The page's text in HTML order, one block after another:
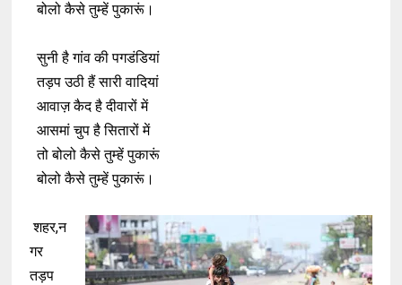
बोलो कैसे तुम्हें पुकारूं।
सुनी है गांव की पगडंडियां
तड़प उठी हैं सारी वादियां
आवाज़ कैद है दीवारों में
आसमां चुप है सितारों में
तो बोलो कैसे तुम्हें पुकारूं
बोलो कैसे तुम्हें पुकारूं।
शहर,न
गर
तड़प